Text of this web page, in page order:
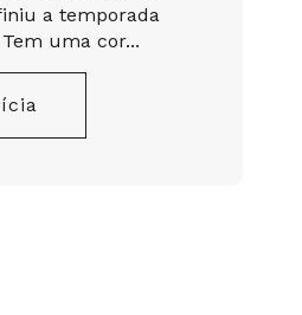
a temporada
uma cor...